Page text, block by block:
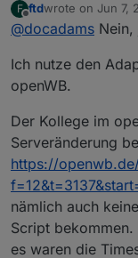
Also ja,
nein, es
F
Offline
ftdwrote on Jun 7,
last edited by
@docadams Nein,
Ich nutze den
openWB.
Der Kollege im
Serveränderung
https://
nämlich auch
Script
es waren die